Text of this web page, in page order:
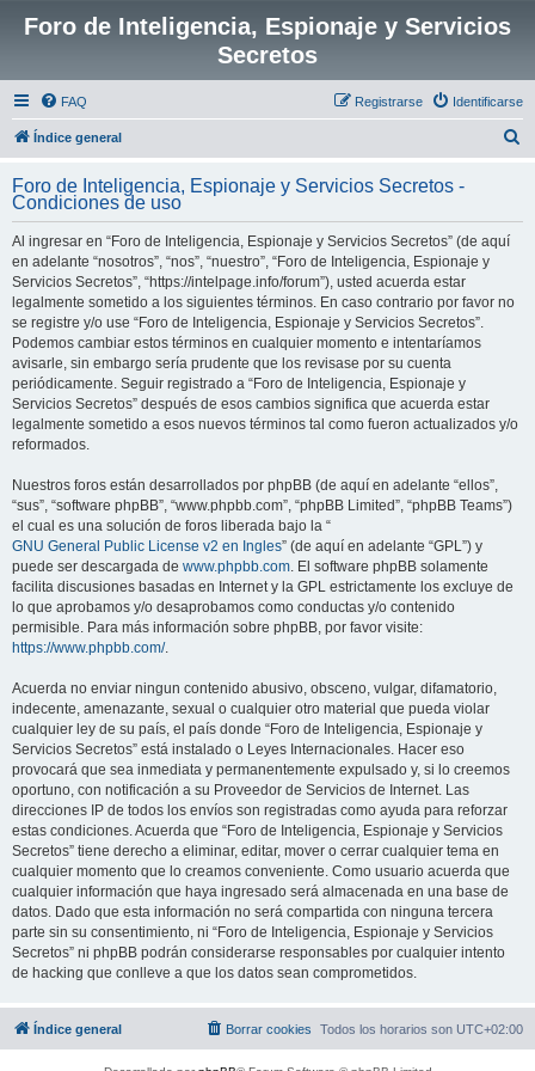
Foro de Inteligencia, Espionaje y Servicios
Secretos
FAQ Identificarse
Registrarse
Índice general
c
Foro de Inteligencia, Espionaje y Servicios Secretos -
Condiciones de uso
Al ingresar en “Foro de Inteligencia, Espionaje y Servicios Secretos” (de aquí
en adelante “nosotros”, “nos”, “nuestro”, “Foro de Inteligencia, Espionaje y
Servicios Secretos”, “https://intelpage.info/forum”), usted acuerda estar
legalmente sometido a los siguientes términos. En caso contrario por favor no
se registre y/o use “Foro de Inteligencia, Espionaje y Servicios Secretos”.
Podemos cambiar estos términos en cualquier momento e intentaríamos
avisarle, sin embargo sería prudente que los revisase por su cuenta
periódicamente. Seguir registrado a “Foro de Inteligencia, Espionaje y
Servicios Secretos” después de esos cambios significa que acuerda estar
legalmente sometido a esos nuevos términos tal como fueron actualizados y/o
reformados.
Nuestros foros están desarrollados por phpBB (de aquí en adelante “ellos”,
“sus”, “software phpBB”, “www.phpbb.com”, “phpBB Limited”, “phpBB Teams”)
el cual es una solución de foros liberada bajo la “
GNU General Public License v2 en Ingles” (de aquí en adelante “GPL”) y
puede ser descargada de www.phpbb.com. El software phpBB solamente
facilita discusiones basadas en Internet y la GPL estrictamente los excluye de
lo que aprobamos y/o desaprobamos como conductas y/o contenido
permisible. Para más información sobre phpBB, por favor visite:
https://www.phpbb.com/.
Acuerda no enviar ningun contenido abusivo, obsceno, vulgar, difamatorio,
indecente, amenazante, sexual o cualquier otro material que pueda violar
cualquier ley de su país, el país donde “Foro de Inteligencia, Espionaje y
Servicios Secretos” está instalado o Leyes Internacionales. Hacer eso
provocará que sea inmediata y permanentemente expulsado y, si lo creemos
oportuno, con notificación a su Proveedor de Servicios de Internet. Las
direcciones IP de todos los envíos son registradas como ayuda para reforzar
estas condiciones. Acuerda que “Foro de Inteligencia, Espionaje y Servicios
Secretos” tiene derecho a eliminar, editar, mover o cerrar cualquier tema en
cualquier momento que lo creamos conveniente. Como usuario acuerda que
cualquier información que haya ingresado será almacenada en una base de
datos. Dado que esta información no será compartida con ninguna tercera
parte sin su consentimiento, ni “Foro de Inteligencia, Espionaje y Servicios
Secretos” ni phpBB podrán considerarse responsables por cualquier intento
de hacking que conlleve a que los datos sean comprometidos.
Índice general Todos los horarios son UTC+02:00
Borrar cookies